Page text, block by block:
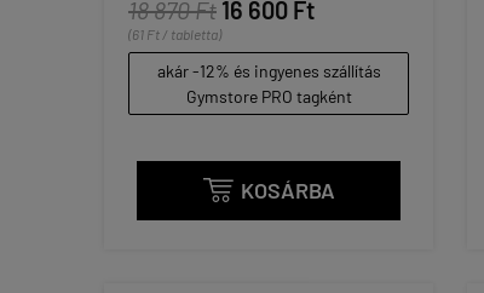
18 870 Ft 16 600 Ft
(61 Ft / tabletta)
akár -12% és ingyenes szállítás
Gymstore PRO tagként
 KOSÁRBA